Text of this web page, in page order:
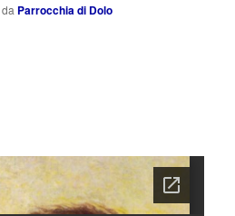
da Parrocchia di Dolo